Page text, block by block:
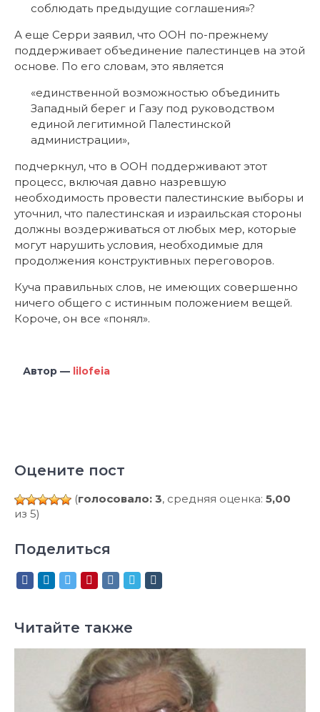
соблюдать предыдущие соглашения»?
А еще Серри заявил, что ООН по-прежнему
поддерживает объединение палестинцев на этой
основе. По его словам, это является
«единственной возможностью объединить
Западный берег и Газу под руководством
единой легитимной Палестинской
администрации»,
подчеркнул, что в ООН поддерживают этот
процесс, включая давно назревшую
необходимость провести палестинские выборы и
уточнил, что палестинская и израильская стороны
должны воздерживаться от любых мер, которые
могут нарушить условия, необходимые для
продолжения конструктивных переговоров.
Куча правильных слов, не имеющих совершенно
ничего общего с истинным положением вещей.
Короче, он все «понял».
Автор — lilofeia
Оцените пост
(голосовало: 3, средняя оценка: 5,00
из 5)
Поделиться
Читайте также